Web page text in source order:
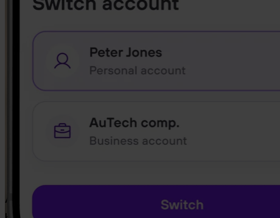
Helyezz
Az Invity Business olyan cégeknek készült,